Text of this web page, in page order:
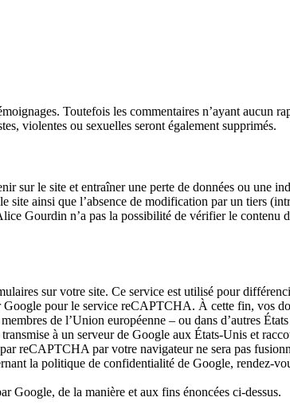
Toutefois les commentaires n’ayant aucun
violentes ou sexuelles seront également supprimés.
sur le site et entraîner une perte de données ou une
ainsi que l’absence de modification par un tiers
Gourdin n’a pas la possibilité de vérifier le contenu
sur votre site. Ce service est utilisé pour
Google pour le service reCAPTCHA. À cette fin, vos
de l’Union européenne – ou dans d’autres
à un serveur de Google aux États-Unis et
reCAPTCHA par votre navigateur ne sera pas
la politique de confidentialité de Google, rendez-
Google, de la manière et aux fins énoncées ci-dessus.